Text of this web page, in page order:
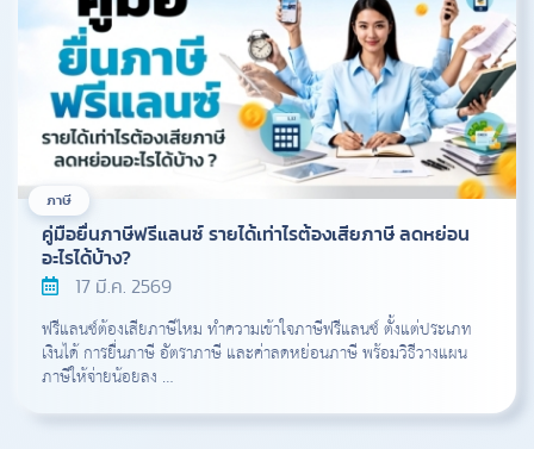
ภาษี
คู่มือยื่นภาษีฟรีแลนซ์ รายได้เท่าไรต้องเสียภาษี ลดหย่อน
อะไรได้บ้าง?
17 มี.ค. 2569
ฟรีแลนซ์ต้องเสียภาษีไหม ทำความเข้าใจภาษีฟรีแลนซ์ ตั้งแต่ประเภท
เงินได้ การยื่นภาษี อัตราภาษี และค่าลดหย่อนภาษี พร้อมวิธีวางแผน
ภาษีให้จ่ายน้อยลง …